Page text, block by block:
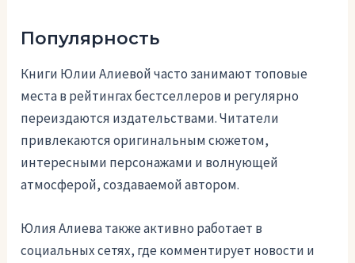
Популярность
Книги Юлии Алиевой часто занимают топовые
места в рейтингах бестселлеров и регулярно
переиздаются издательствами. Читатели
привлекаются оригинальным сюжетом,
интересными персонажами и волнующей
атмосферой, создаваемой автором.
Юлия Алиева также активно работает в
социальных сетях, где комментирует новости и